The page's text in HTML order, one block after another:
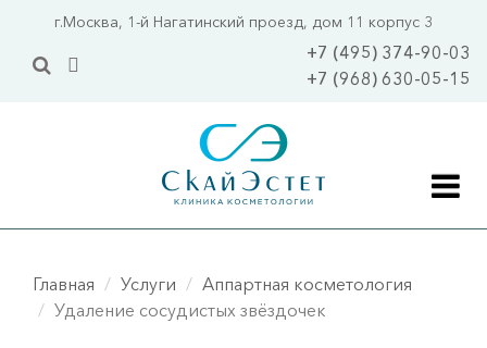
Перейти
основному
г.Москва, 1-й Нагатинский проезд, дом 11 корпус 3
+7 (495) 374-90-03
+7 (968) 630-05-15
Акции
Главная Услуги
Аппартная косметология
Удаление сосудистых звёздочек